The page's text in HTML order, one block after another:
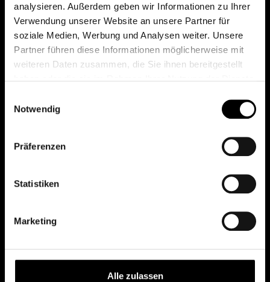
analysieren. Außerdem geben wir Informationen zu Ihrer
Verwendung unserer Website an unsere Partner für
soziale Medien, Werbung und Analysen weiter. Unsere
Partner führen diese Informationen möglicherweise mit
weiteren Daten zusammen, die Sie ihnen bereitgestellt
Notwendig
Präferenzen
Statistiken
Marketing
Alle zulassen
Das erste Depot in Österreich mit 0€ Kontoführung,
0€ Ausgabeaufschlag und 0€ Depotgebühren bei
knapp 2000 Fonds und 0€ Orderspesen.
All rights reserved.
Depot eröffnen
Depot übertragen
Konditionen